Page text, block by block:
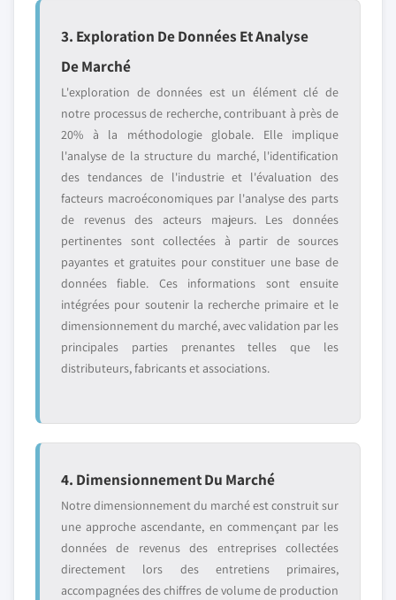
3. Exploration De Données Et Analyse
De Marché
L'exploration de données est un élément clé de
notre processus de recherche, contribuant à près de
20% à la méthodologie globale. Elle implique
l'analyse de la structure du marché, l'identification
des tendances de l'industrie et l'évaluation des
facteurs macroéconomiques par l'analyse des parts
de revenus des acteurs majeurs. Les données
pertinentes sont collectées à partir de sources
payantes et gratuites pour constituer une base de
données fiable. Ces informations sont ensuite
intégrées pour soutenir la recherche primaire et le
dimensionnement du marché, avec validation par les
principales parties prenantes telles que les
distributeurs, fabricants et associations.
4. Dimensionnement Du Marché
Notre dimensionnement du marché est construit sur
une approche ascendante, en commençant par les
données de revenus des entreprises collectées
directement lors des entretiens primaires,
accompagnées des chiffres de volume de production